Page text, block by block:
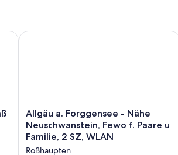
auf der Anlage und der
und das geräumige
`" im Herzen des Allgäus
Allgäu
a.
Forggensee
-
Allgäu a. Forggensee - Nähe
Neuschwanstein, Fewo f. Paare u
Familie, 2 SZ, WLAN
Roßhaupten
Allgäu a. Forggensee - Nähe